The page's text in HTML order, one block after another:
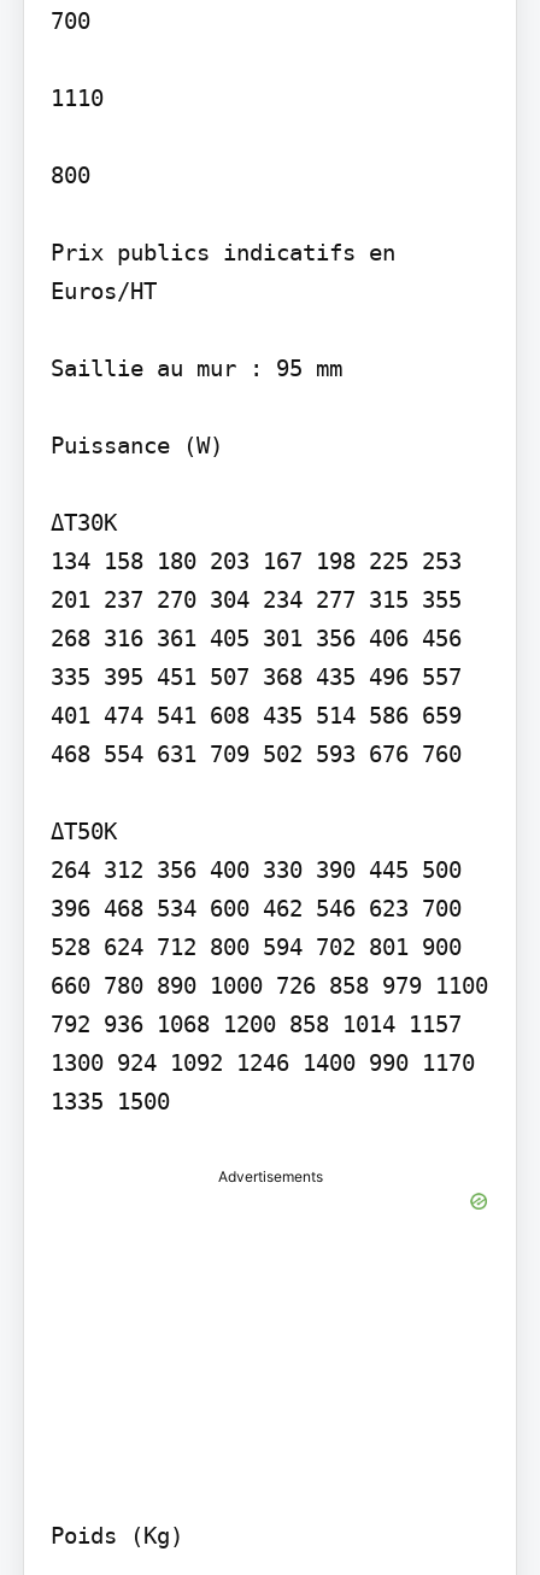
700
1110
800
Prix publics indicatifs en
Euros/HT
Saillie au mur : 95 mm
Puissance (W)
ΔT30K
134 158 180 203 167 198 225 253
201 237 270 304 234 277 315 355
268 316 361 405 301 356 406 456
335 395 451 507 368 435 496 557
401 474 541 608 435 514 586 659
468 554 631 709 502 593 676 760
ΔT50K
264 312 356 400 330 390 445 500
396 468 534 600 462 546 623 700
528 624 712 800 594 702 801 900
660 780 890 1000 726 858 979 1100
792 936 1068 1200 858 1014 1157
1300 924 1092 1246 1400 990 1170
1335 1500
Advertisements
Poids (Kg)